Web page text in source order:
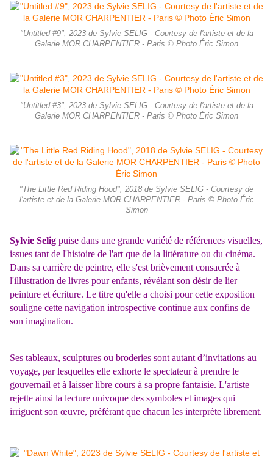
"Untitled #9", 2023 de Sylvie SELIG - Courtesy de l'artiste et de la
Galerie MOR CHARPENTIER - Paris © Photo Éric Simon
"Untitled #3", 2023 de Sylvie SELIG - Courtesy de l'artiste et de la
Galerie MOR CHARPENTIER - Paris © Photo Éric Simon
"The Little Red Riding Hood", 2018 de Sylvie SELIG - Courtesy de
l'artiste et de la Galerie MOR CHARPENTIER - Paris © Photo Éric
Simon
Sylvie Selig puise dans une grande variété de références visuelles,
issues tant de l'histoire de l'art que de la li­ttérature ou du cinéma.
Dans sa carrière de peintre, elle s'est brièvement consacrée à
l'illustration de livres pour enfants, révélant son désir de lier
peinture et écriture. Le titre qu'elle a choisi pour ce­tte exposition
souligne cett­e navigation introspective continue aux confins de
son imagination.
Ses tableaux, sculptures ou broderies sont autant d’invitations au
voyage, par lesquelles elle exhorte le spectateur à prendre le
gouvernail et à laisser libre cours à sa propre fantaisie. L'artiste
rejett­e ainsi la lecture univoque des symboles et images qui
irriguent son œuvre, préférant que chacun les interprète librement.